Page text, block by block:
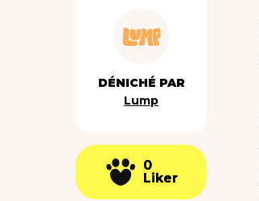
DÉNICHÉ PAR
Lump
0
Liker
0
Liker